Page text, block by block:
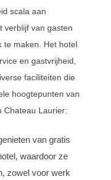
scala aan
verblijf van gasten
te maken. Het hotel
en gastvrijheid,
faciliteiten die
hoogtepunten van
Chateau Laurier:
van gratis
waardoor ze
zowel voor werk